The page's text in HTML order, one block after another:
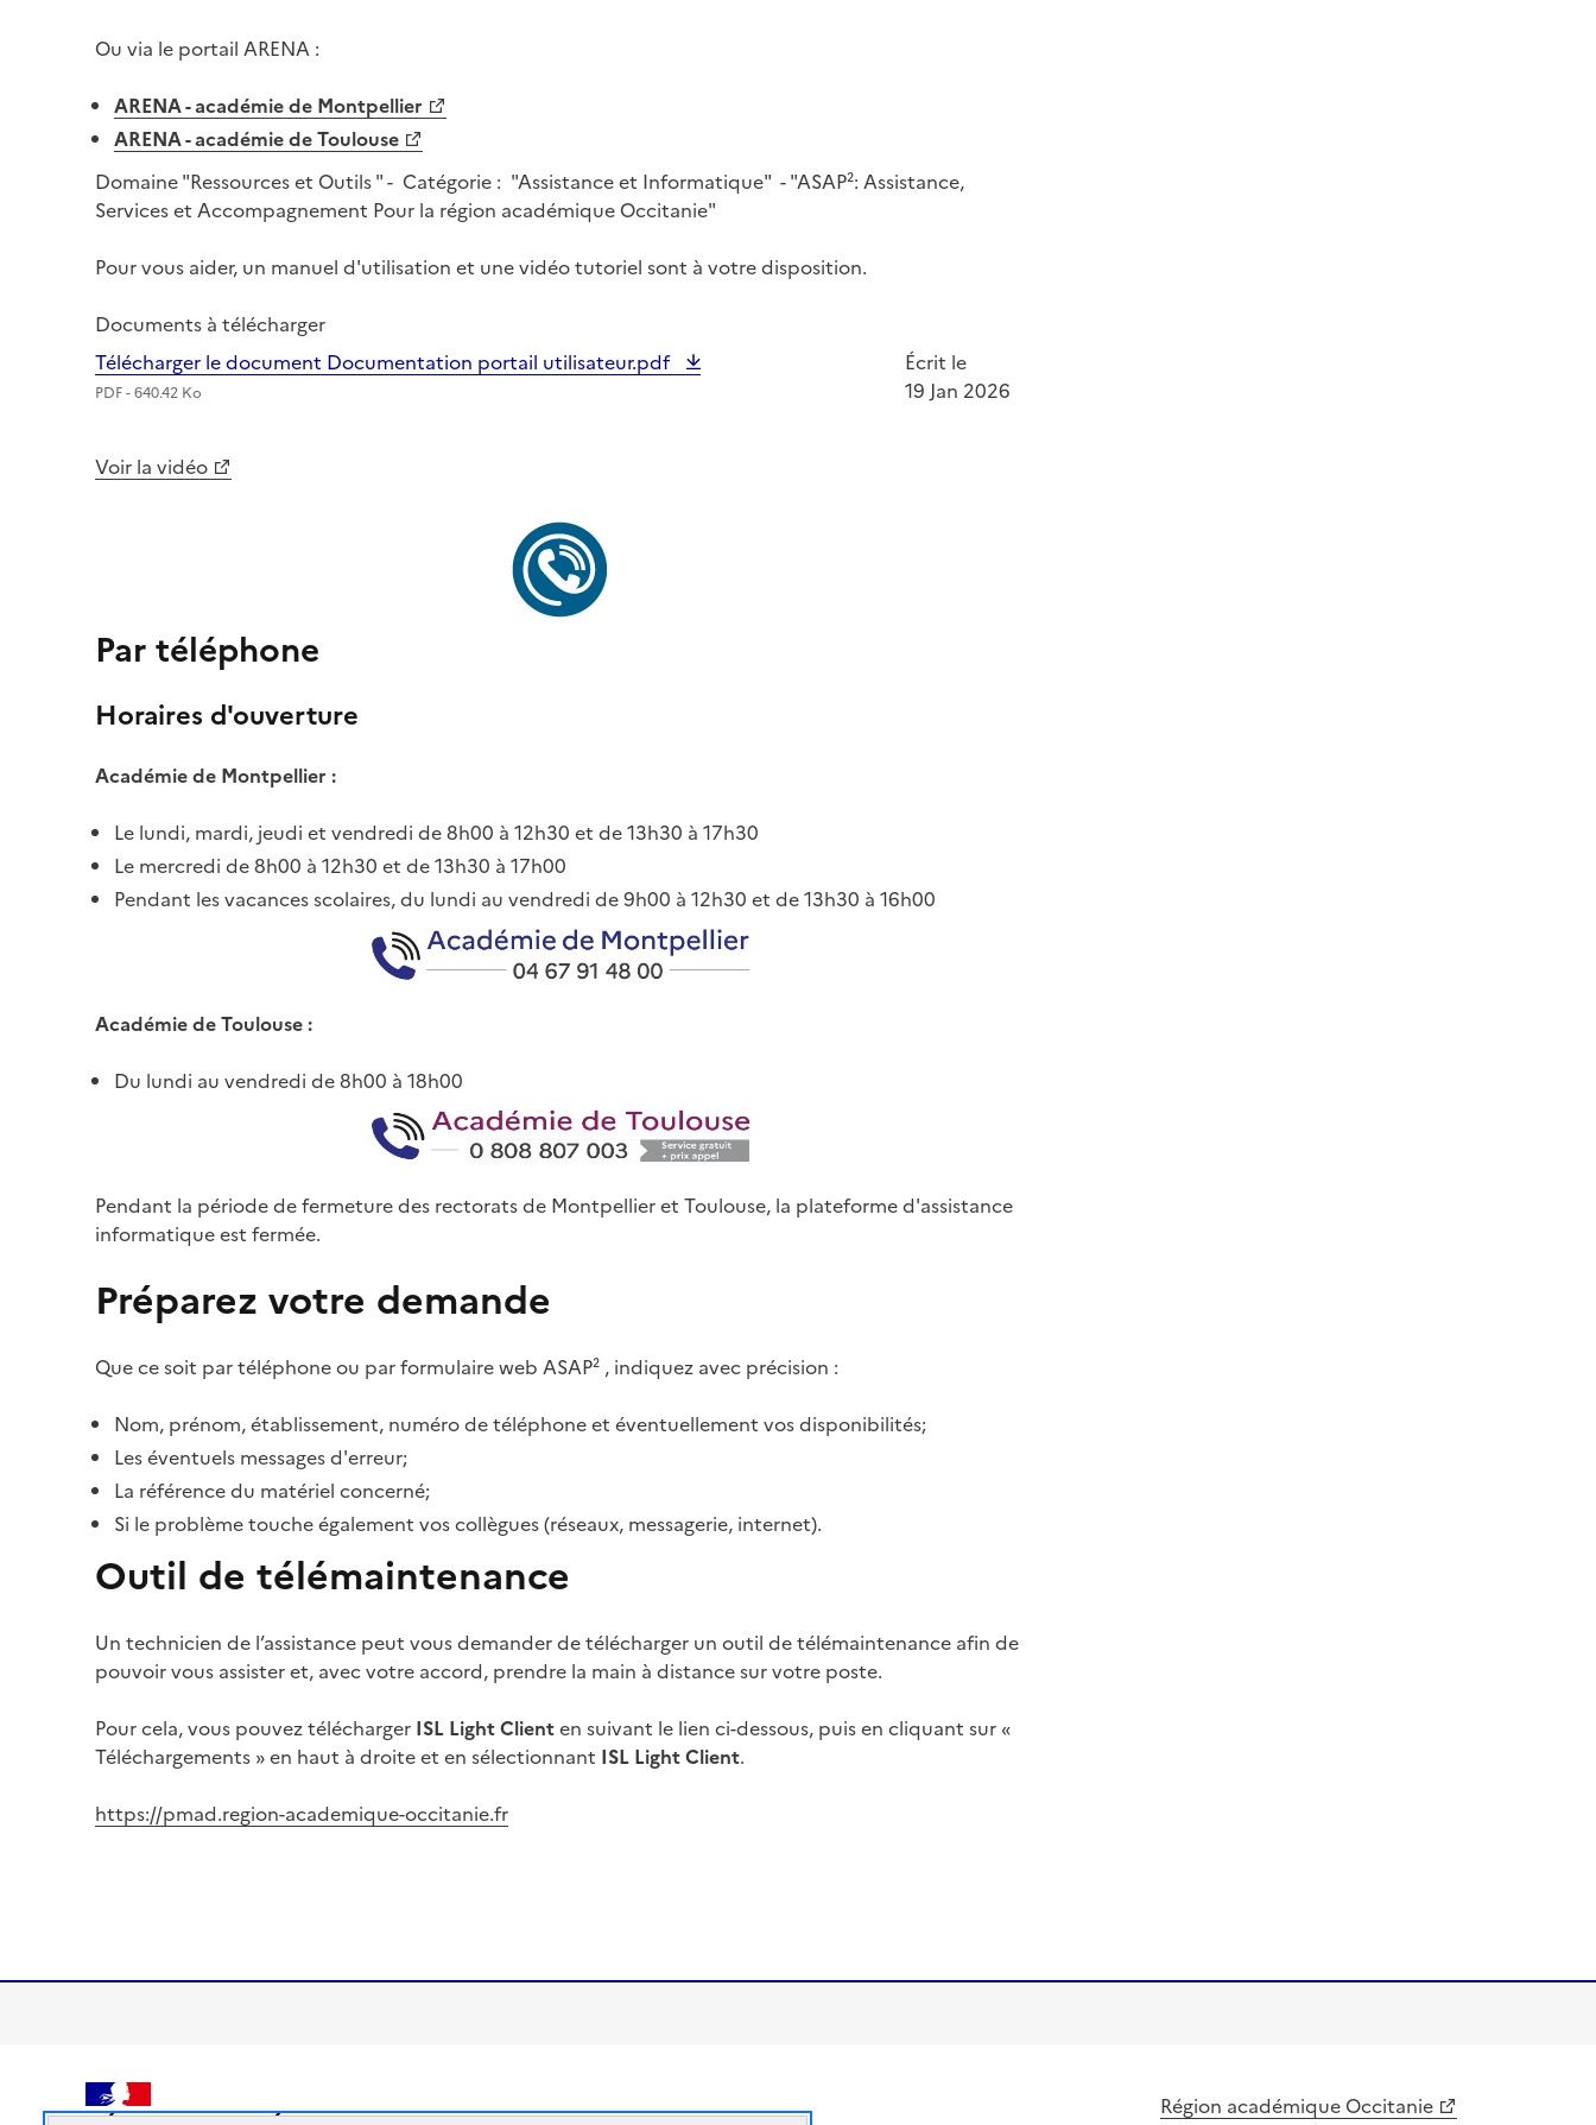
Ou via le portail ARENA :
ARENA - académie de Montpellier
ARENA - académie de Toulouse
Domaine "Ressources et Outils " - Catégorie : "Assistance et Informatique" - "ASAP²: Assistance,
Services et Accompagnement Pour la région académique Occitanie"
Pour vous aider, un manuel d'utilisation et une vidéo tutoriel sont à votre disposition.
Documents à télécharger
Télécharger le document Documentation portail utilisateur.pdf
PDF - 640.42 Ko
Écrit le
19 Jan 2026
Voir la vidéo
Par téléphone
Horaires d'ouverture
Académie de Montpellier :
Le lundi, mardi, jeudi et vendredi de 8h00 à 12h30 et de 13h30 à 17h30
Le mercredi de 8h00 à 12h30 et de 13h30 à 17h00
Pendant les vacances scolaires, du lundi au vendredi de 9h00 à 12h30 et de 13h30 à 16h00
Académie de Toulouse :
Du lundi au vendredi de 8h00 à 18h00
Pendant la période de fermeture des rectorats de Montpellier et Toulouse, la plateforme d'assistance
informatique est fermée.
Préparez votre demande
Que ce soit par téléphone ou par formulaire web ASAP² , indiquez avec précision :
Nom, prénom, établissement, numéro de téléphone et éventuellement vos disponibilités;
Les éventuels messages d'erreur;
La référence du matériel concerné;
Si le problème touche également vos collègues (réseaux, messagerie, internet).
Outil de télémaintenance
Un technicien de l’assistance peut vous demander de télécharger un outil de télémaintenance afin de
pouvoir vous assister et, avec votre accord, prendre la main à distance sur votre poste.
Pour cela, vous pouvez télécharger ISL Light Clienten suivant le lien ci-dessous, puis en cliquant sur «
Téléchargements » en haut à droite et en sélectionnant ISL Light Client.
https://pmad.region-academique-occitanie.fr
Région académique Occitanie